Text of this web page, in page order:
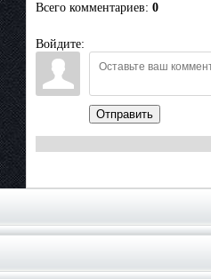
Всего комментариев: 0
Войдите:
Отправить